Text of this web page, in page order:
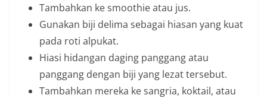
Tambahkan ke smoothie atau jus.
Gunakan biji delima sebagai hiasan yang kuat
pada roti alpukat.
Hiasi hidangan daging panggang atau
panggang dengan biji yang lezat tersebut.
Tambahkan mereka ke sangria, koktail, atau